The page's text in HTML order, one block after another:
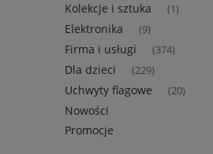
Kolekcje i sztuka (1)
Elektronika (9)
Firma i usługi (374)
Dla dzieci (229)
Uchwyty flagowe (20)
Nowości
Promocje